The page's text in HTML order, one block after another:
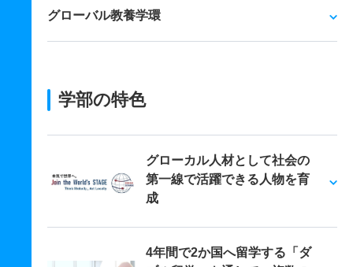
グローバル教養学環
学部の特色
グローカル人材として社会の
第一線で活躍できる人物を育
成
4年間で2か国へ留学する「ダ